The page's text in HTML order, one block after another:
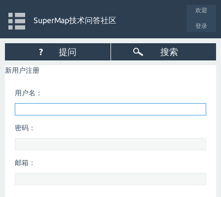
欢迎
登录
SuperMap技术问答社区
? 提问 搜索
新用户注册
用户名：
密码：
邮箱：